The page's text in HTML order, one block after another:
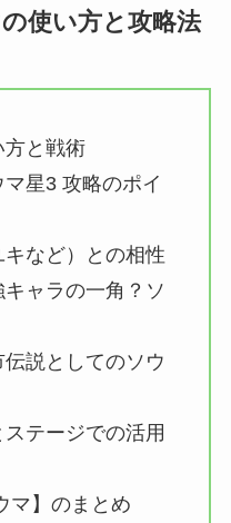
使い方と攻略法
方と戦術
星3 攻略のポイ
キなど）との相性
キャラの一角？ソ
伝説としてのソウ
テージでの活用
マ】のまとめ